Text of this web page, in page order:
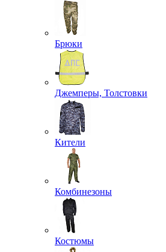
Брюки
Джемперы, Толстовки
Кители
Комбинезоны
Костюмы